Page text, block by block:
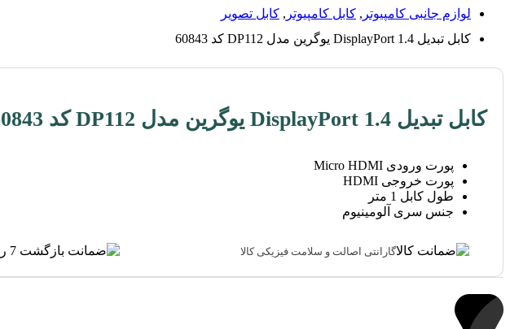
لوازم جانبی کامپیوتر , کابل کامپیوتر , کابل تصویر
کابل تبدیل DisplayPort 1.4 یوگرین مدل DP112 کد 60843
کابل تبدیل DisplayPort 1.4 یوگرین مدل DP112 کد 60843
پورت ورودی Micro HDMI
پورت خروجی HDMI
طول کابل 1 متر
جنس سری آلومینیوم
گارانتی اصالت و سلامت فیزیکی کالا